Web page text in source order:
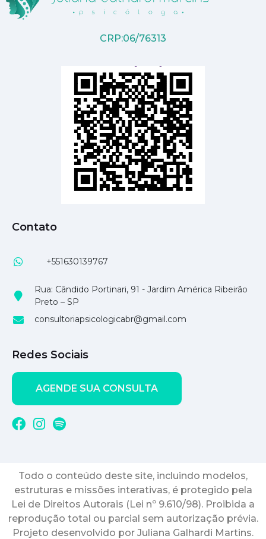
CRP:06/76313
Contato
+551630139767
Rua: Cândido Portinari, 91 - Jardim América Ribeirão
Preto – SP
consultoriapsicologicabr@gmail.com
Redes Sociais
AGENDE SUA CONSULTA
Todo o conteúdo deste site, incluindo modelos,
estruturas e missões interativas, é protegido pela
Lei de Direitos Autorais (Lei nº 9.610/98). Proibida a
reprodução total ou parcial sem autorização prévia.
Projeto desenvolvido por Juliana Galhardi Martins.